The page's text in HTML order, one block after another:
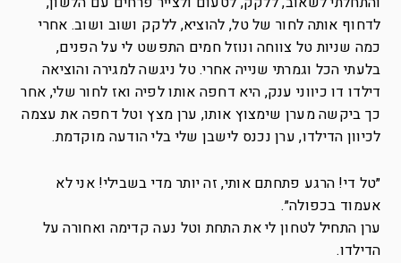
לדחוף אותה לחור של טל, להוציא, ללקק ושוב ושוב. אחרי
כמה שניות טל צווחה ונוזל חמים התפשט לי על הפנים,
בלעתי הכל וגמרתי שנייה אחרי. טל ניגשה למגירה והוציאה
דילדו דו כיווני ענק, היא דחפה אותו לפיה ואז לחור שלי, אחר
כך ביקשה מערן שימצוץ אותו, ערן מצץ וטל דחפה את עצמה
לכיוון הדילדו, ערן נכנס לישבן שלי בלי הודעה מוקדמת.
״טל די! הרגע פתחתם אותי, זה יותר מדי בשבילי! אני לא
אעמוד בכפולה״.
ערן התחיל לטחון לי את התחת וטל נעה קדימה ואחורה על
הדילדו.